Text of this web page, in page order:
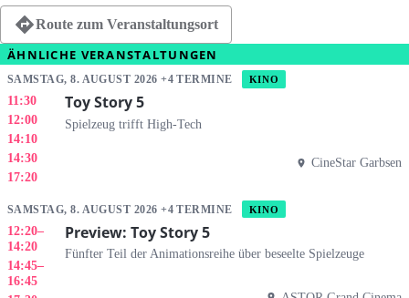
Route zum Veranstaltungsort
ÄHNLICHE VERANSTALTUNGEN
SAMSTAG, 8. AUGUST 2026 +4 TERMINE KINO
11:30
12:00
14:10
14:30
17:20
Toy Story 5
Spielzeug trifft High-Tech
CineStar Garbsen
SAMSTAG, 8. AUGUST 2026 +4 TERMINE KINO
12:20–
14:20
14:45–
16:45
Preview: Toy Story 5
Fünfter Teil der Animationsreihe über beseelte Spielzeuge